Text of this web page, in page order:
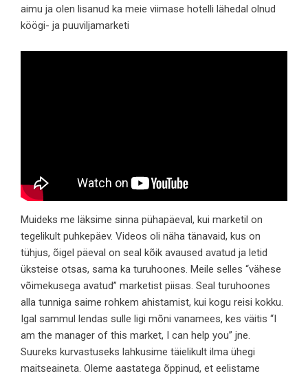
aimu ja olen lisanud ka meie viimase hotelli lähedal olnud
köögi- ja puuviljamarketi
Muideks me läksime sinna pühapäeval, kui marketil on
tegelikult puhkepäev. Videos oli näha tänavaid, kus on
tühjus, õigel päeval on seal kõik avaused avatud ja letid
üksteise otsas, sama ka turuhoones. Meile selles “vähese
võimekusega avatud” marketist piisas. Seal turuhoones
alla tunniga saime rohkem ahistamist, kui kogu reisi kokku.
Igal sammul lendas sulle ligi mõni vanamees, kes väitis “I
am the manager of this market, I can help you” jne.
Suureks kurvastuseks lahkusime täielikult ilma ühegi
maitseaineta. Oleme aastatega õppinud, et eelistame